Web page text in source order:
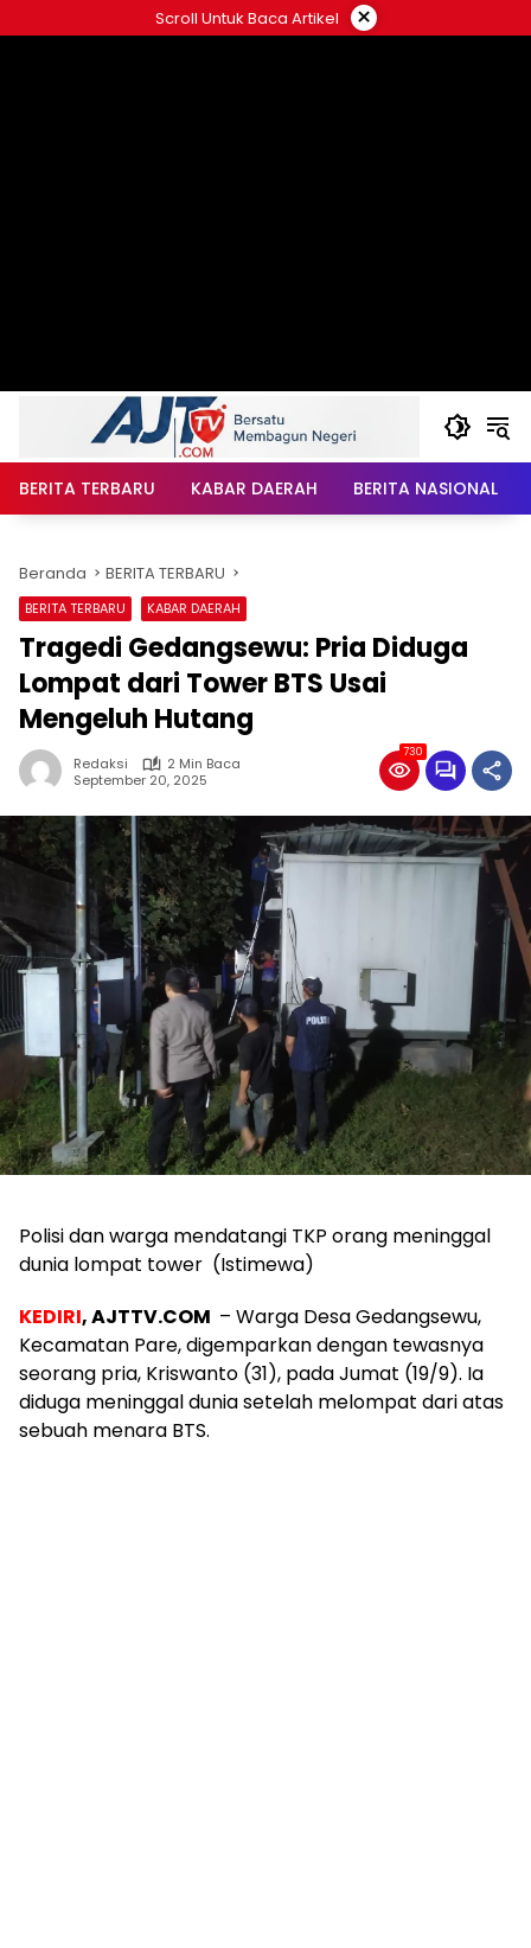
ke
Scroll Untuk Baca Artikel ×
BERITA TERBARU KABAR DAERAH BERITA NASIONAL
Beranda BERITA TERBARU
BERITA TERBARU KABAR DAERAH
Tragedi Gedangsewu: Pria Diduga
Lompat dari Tower BTS Usai
Mengeluh Hutang
Redaksi
2 Min Baca
September 20, 2025
730
Polisi dan warga mendatangi TKP orang meninggal
dunia lompat tower (Istimewa)
KEDIRI, AJTTV.COM – Warga Desa Gedangsewu,
Kecamatan Pare, digemparkan dengan tewasnya
seorang pria, Kriswanto (31), pada Jumat (19/9). Ia
diduga meninggal dunia setelah melompat dari atas
sebuah menara BTS.